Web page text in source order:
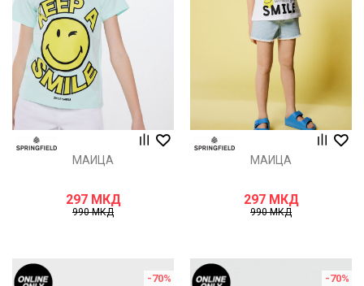
МАИЦА
297 МКД
990МКД
МАИЦА
297 МКД
990МКД
-70% -70%